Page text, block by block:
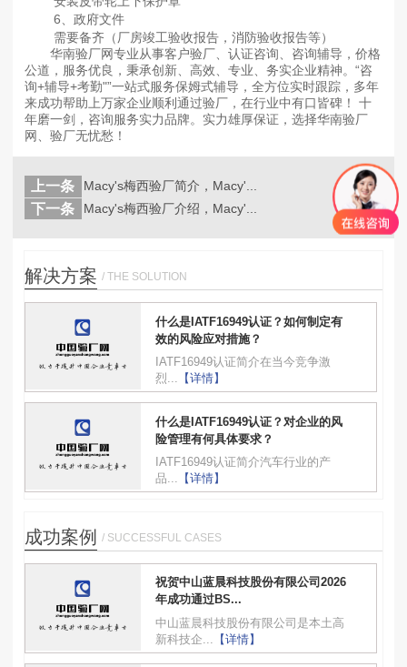
6、政府文件
需要备齐（厂房竣工验收报告，消防验收报告等）
华南验厂网专业从事客户验厂、认证咨询、咨询辅导，价格
公道，服务优良，秉承创新、高效、专业、务实企业精神。“咨
询+辅导+考勤"”一站式服务保姆式辅导，全方位实时跟踪，多年
来成功帮助上万家企业顺利通过验厂，在行业中有口皆碑！ 十
年磨一剑，咨询服务实力品牌。实力雄厚保证，选择华南验厂
网、验厂无忧愁！
返回
列表
上一条 Macy's梅西验厂简介，Macy'...
下一条 Macy's梅西验厂介绍，Macy'...
解决方案 / THE SOLUTION
什么是IATF16949认证？如何制定有
效的风险应对措施？
IATF16949认证简介在当今竞争激
烈...
【详情】
什么是IATF16949认证？对企业的风
险管理有何具体要求？
IATF16949认证简介汽车行业的产
品...
【详情】
成功案例 / SUCCESSFUL CASES
祝贺中山蓝晨科技股份有限公司2026
年成功通过BS...
中山蓝晨科技股份有限公司是本土高
新科技企...
【详情】